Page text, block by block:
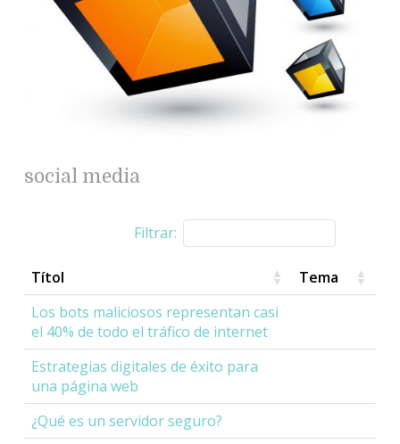
social media
Filtrar:
Títol
Tema
Los bots maliciosos representan casi
el 40% de todo el tráfico de internet
Estrategias digitales de éxito para
una página web
¿Qué es un servidor seguro?